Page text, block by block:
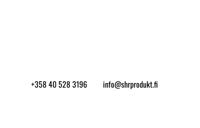
+358 40 528 3196 info@shrprodukt.fi